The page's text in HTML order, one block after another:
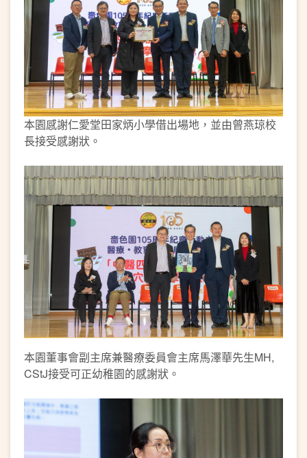
本園感謝仁愛堂田家炳小學借出場地，並由曾燕琼校
長接受感謝狀。
本園董事會副主席兼醫療委員會主席馬澤華先生MH,
CStJ接受可正幼稚園的感謝狀。